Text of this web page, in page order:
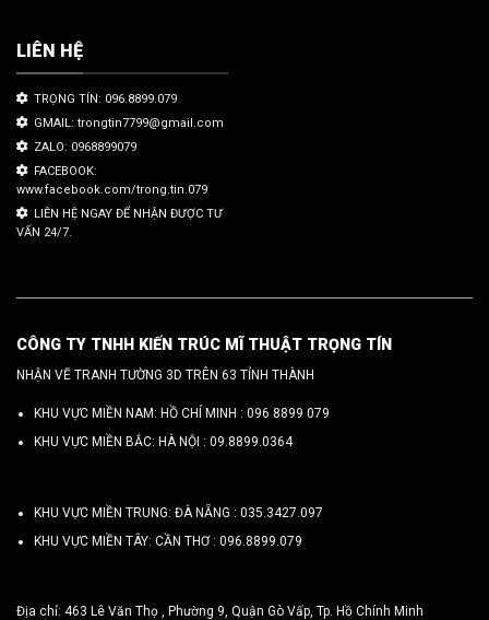
LIÊN HỆ
TRỌNG TÍN: 096.8899.079
GMAIL: trongtin7799@gmail.com
ZALO: 0968899079
FACEBOOK:
www.facebook.com/trong.tin.079
LIÊN HỆ NGAY ĐỂ NHẬN ĐƯỢC TƯ
VẤN 24/7.
CÔNG TY TNHH KIẾN TRÚC MĨ THUẬT TRỌNG TÍN
NHẬN VẼ TRANH TƯỜNG 3D TRÊN 63 TỈNH THÀNH
KHU VỰC MIỀN NAM: HỒ CHÍ MINH : 096 8899 079
KHU VỰC MIỀN BẮC: HÀ NỘI : 09.8899.0364
KHU VỰC MIỀN TRUNG: ĐÀ NẴNG : 035.3427.097
KHU VỰC MIỀN TÂY: CẦN THƠ : 096.8899.079
Địa chỉ: 463 Lê Văn Thọ , Phường 9, Quận Gò Vấp, Tp. Hồ Chính Minh